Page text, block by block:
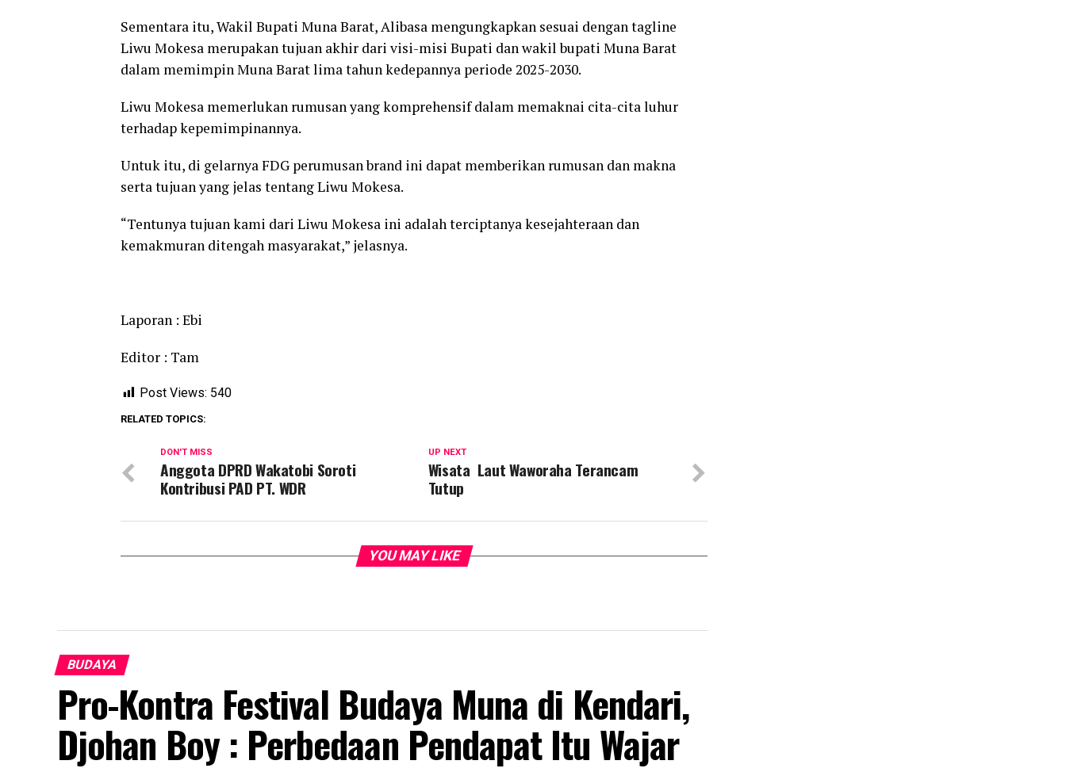
Sementara itu, Wakil Bupati Muna Barat, Alibasa mengungkapkan sesuai dengan tagline
Liwu Mokesa merupakan tujuan akhir dari visi-misi Bupati dan wakil bupati Muna Barat
dalam memimpin Muna Barat lima tahun kedepannya periode 2025-2030.
Liwu Mokesa memerlukan rumusan yang komprehensif dalam memaknai cita-cita luhur
terhadap kepemimpinannya.
Untuk itu, di gelarnya FDG perumusan brand ini dapat memberikan rumusan dan makna
serta tujuan yang jelas tentang Liwu Mokesa.
“Tentunya tujuan kami dari Liwu Mokesa ini adalah terciptanya kesejahteraan dan
kemakmuran ditengah masyarakat,” jelasnya.
Laporan : Ebi
Editor : Tam
Post Views: 540
RELATED TOPICS:
UP NEXT
Wisata Laut Waworaha Terancam
Tutup
DON'T MISS
Anggota DPRD Wakatobi Soroti
Kontribusi PAD PT. WDR
YOU MAY LIKE
BUDAYA
Pro-Kontra Festival Budaya Muna di Kendari,
Djohan Boy : Perbedaan Pendapat Itu Wajar